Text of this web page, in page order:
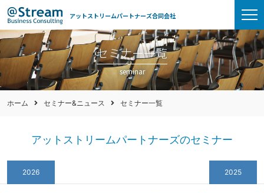
アットストリームパートナーズ合同会社
セミナー一覧
seminar
ホーム セミナー&ニュース セミナー一覧
アットストリームパートナーズのセミナー
2026 2025